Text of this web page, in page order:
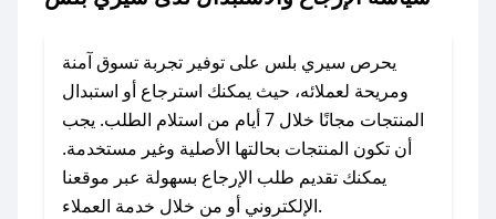
### كيف تحصل على كوبونات خصم حصرية من
سيري بلس؟
للحصول على كوبونات وخصومات حصرية، قم بما
يلي:
- اضغط على أيقونة متابعة لمتجر سيري بلس في
يحرص سيري بلس على توفير تجربة تسوق آمنة
ومريحة لعملائه، حيث يمكنك استرجاع أو استبدال
المنتجات مجانًا خلال 7 أيام من استلام الطلب. يجب
أن تكون المنتجات بحالتها الأصلية وغير مستخدمة.
يمكنك تقديم طلب الإرجاع بسهولة عبر موقعنا
الإلكتروني أو من خلال خدمة العملاء.